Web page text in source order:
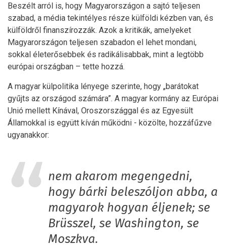
Beszélt arról is, hogy Magyarországon a sajtó teljesen
szabad, a média tekintélyes része külföldi kézben van, és
külföldről finanszírozzák. Azok a kritikák, amelyeket
Magyarországon teljesen szabadon el lehet mondani,
sokkal életerősebbek és radikálisabbak, mint a legtöbb
európai országban – tette hozzá.
A magyar külpolitika lényege szerinte, hogy „barátokat
gyűjts az országod számára”. A magyar kormány az Európai
Unió mellett Kínával, Oroszországgal és az Egyesült
Államokkal is együtt kíván működni - közölte, hozzáfűzve
ugyanakkor:
nem akarom megengedni,
hogy bárki beleszóljon abba, a
magyarok hogyan éljenek; se
Brüsszel, se Washington, se
Moszkva.